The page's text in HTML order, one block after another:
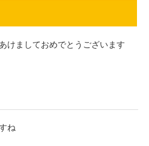
けましておめでとうございます
ね